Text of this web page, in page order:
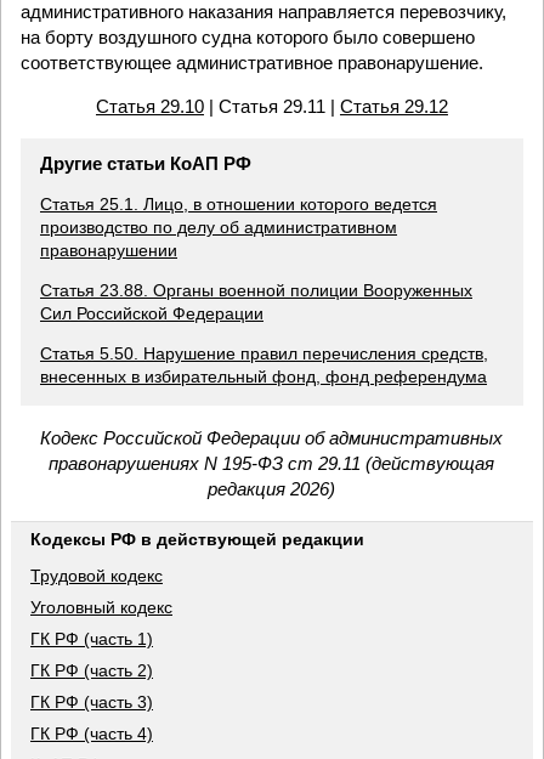
административного наказания направляется перевозчику,
на борту воздушного судна которого было совершено
соответствующее административное правонарушение.
Статья 29.10| Статья 29.11 | Статья 29.12
Другие статьи КоАП РФ
Статья 25.1. Лицо, в отношении которого ведется
производство по делу об административном
правонарушении
Статья 23.88. Органы военной полиции Вооруженных
Сил Российской Федерации
Статья 5.50. Нарушение правил перечисления средств,
внесенных в избирательный фонд, фонд референдума
Кодекс Российской Федерации об административных
правонарушениях N 195-ФЗ ст 29.11 (действующая
редакция 2026)
Кодексы РФ в действующей редакции
Трудовой кодекс
Уголовный кодекс
ГК РФ (часть 1)
ГК РФ (часть 2)
ГК РФ (часть 3)
ГК РФ (часть 4)